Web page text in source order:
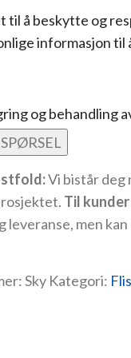
til å beskytte og
informasjon
og behandling
Vi bistår deg
Til
leveranse, men
Sky Kategori: